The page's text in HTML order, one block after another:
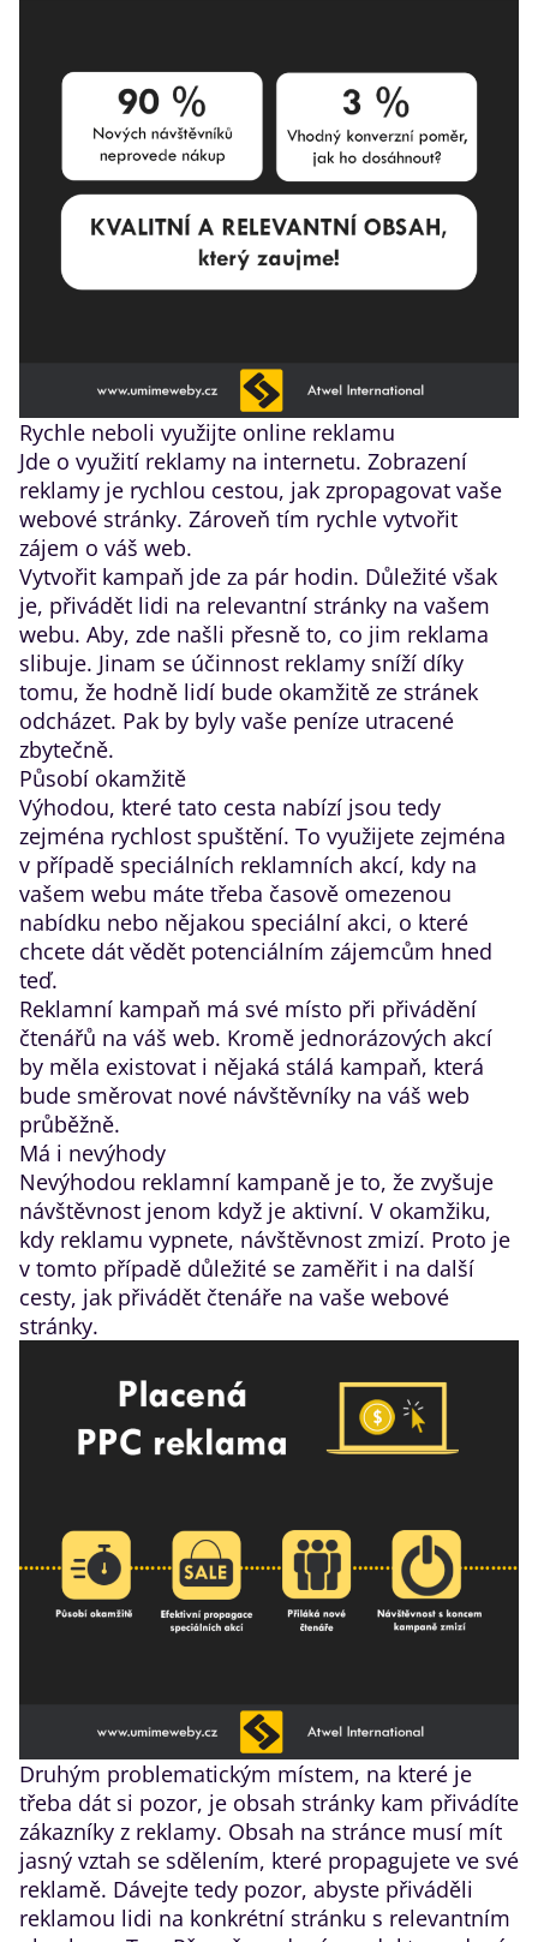
Rychle neboli využijte online reklamu
Jde o využití reklamy na internetu. Zobrazení
reklamy je rychlou cestou, jak zpropagovat vaše
webové stránky. Zároveň tím rychle vytvořit
zájem o váš web.
Vytvořit kampaň jde za pár hodin. Důležité však
je, přivádět lidi na relevantní stránky na vašem
webu. Aby, zde našli přesně to, co jim reklama
slibuje. Jinam se účinnost reklamy sníží díky
tomu, že hodně lidí bude okamžitě ze stránek
odcházet. Pak by byly vaše peníze utracené
zbytečně.
Působí okamžitě
Výhodou, které tato cesta nabízí jsou tedy
zejména rychlost spuštění. To využijete zejména
v případě speciálních reklamních akcí, kdy na
vašem webu máte třeba časově omezenou
nabídku nebo nějakou speciální akci, o které
chcete dát vědět potenciálním zájemcům hned
teď.
Reklamní kampaň má své místo při přivádění
čtenářů na váš web. Kromě jednorázových akcí
by měla existovat i nějaká stálá kampaň, která
bude směrovat nové návštěvníky na váš web
průběžně.
Má i nevýhody
Nevýhodou reklamní kampaně je to, že zvyšuje
návštěvnost jenom když je aktivní. V okamžiku,
kdy reklamu vypnete, návštěvnost zmizí. Proto je
v tomto případě důležité se zaměřit i na další
cesty, jak přivádět čtenáře na vaše webové
stránky.
Druhým problematickým místem, na které je
třeba dát si pozor, je obsah stránky kam přivádíte
zákazníky z reklamy. Obsah na stránce musí mít
jasný vztah se sdělením, které propagujete ve své
reklamě. Dávejte tedy pozor, abyste přiváděli
reklamou lidi na konkrétní stránku s relevantním